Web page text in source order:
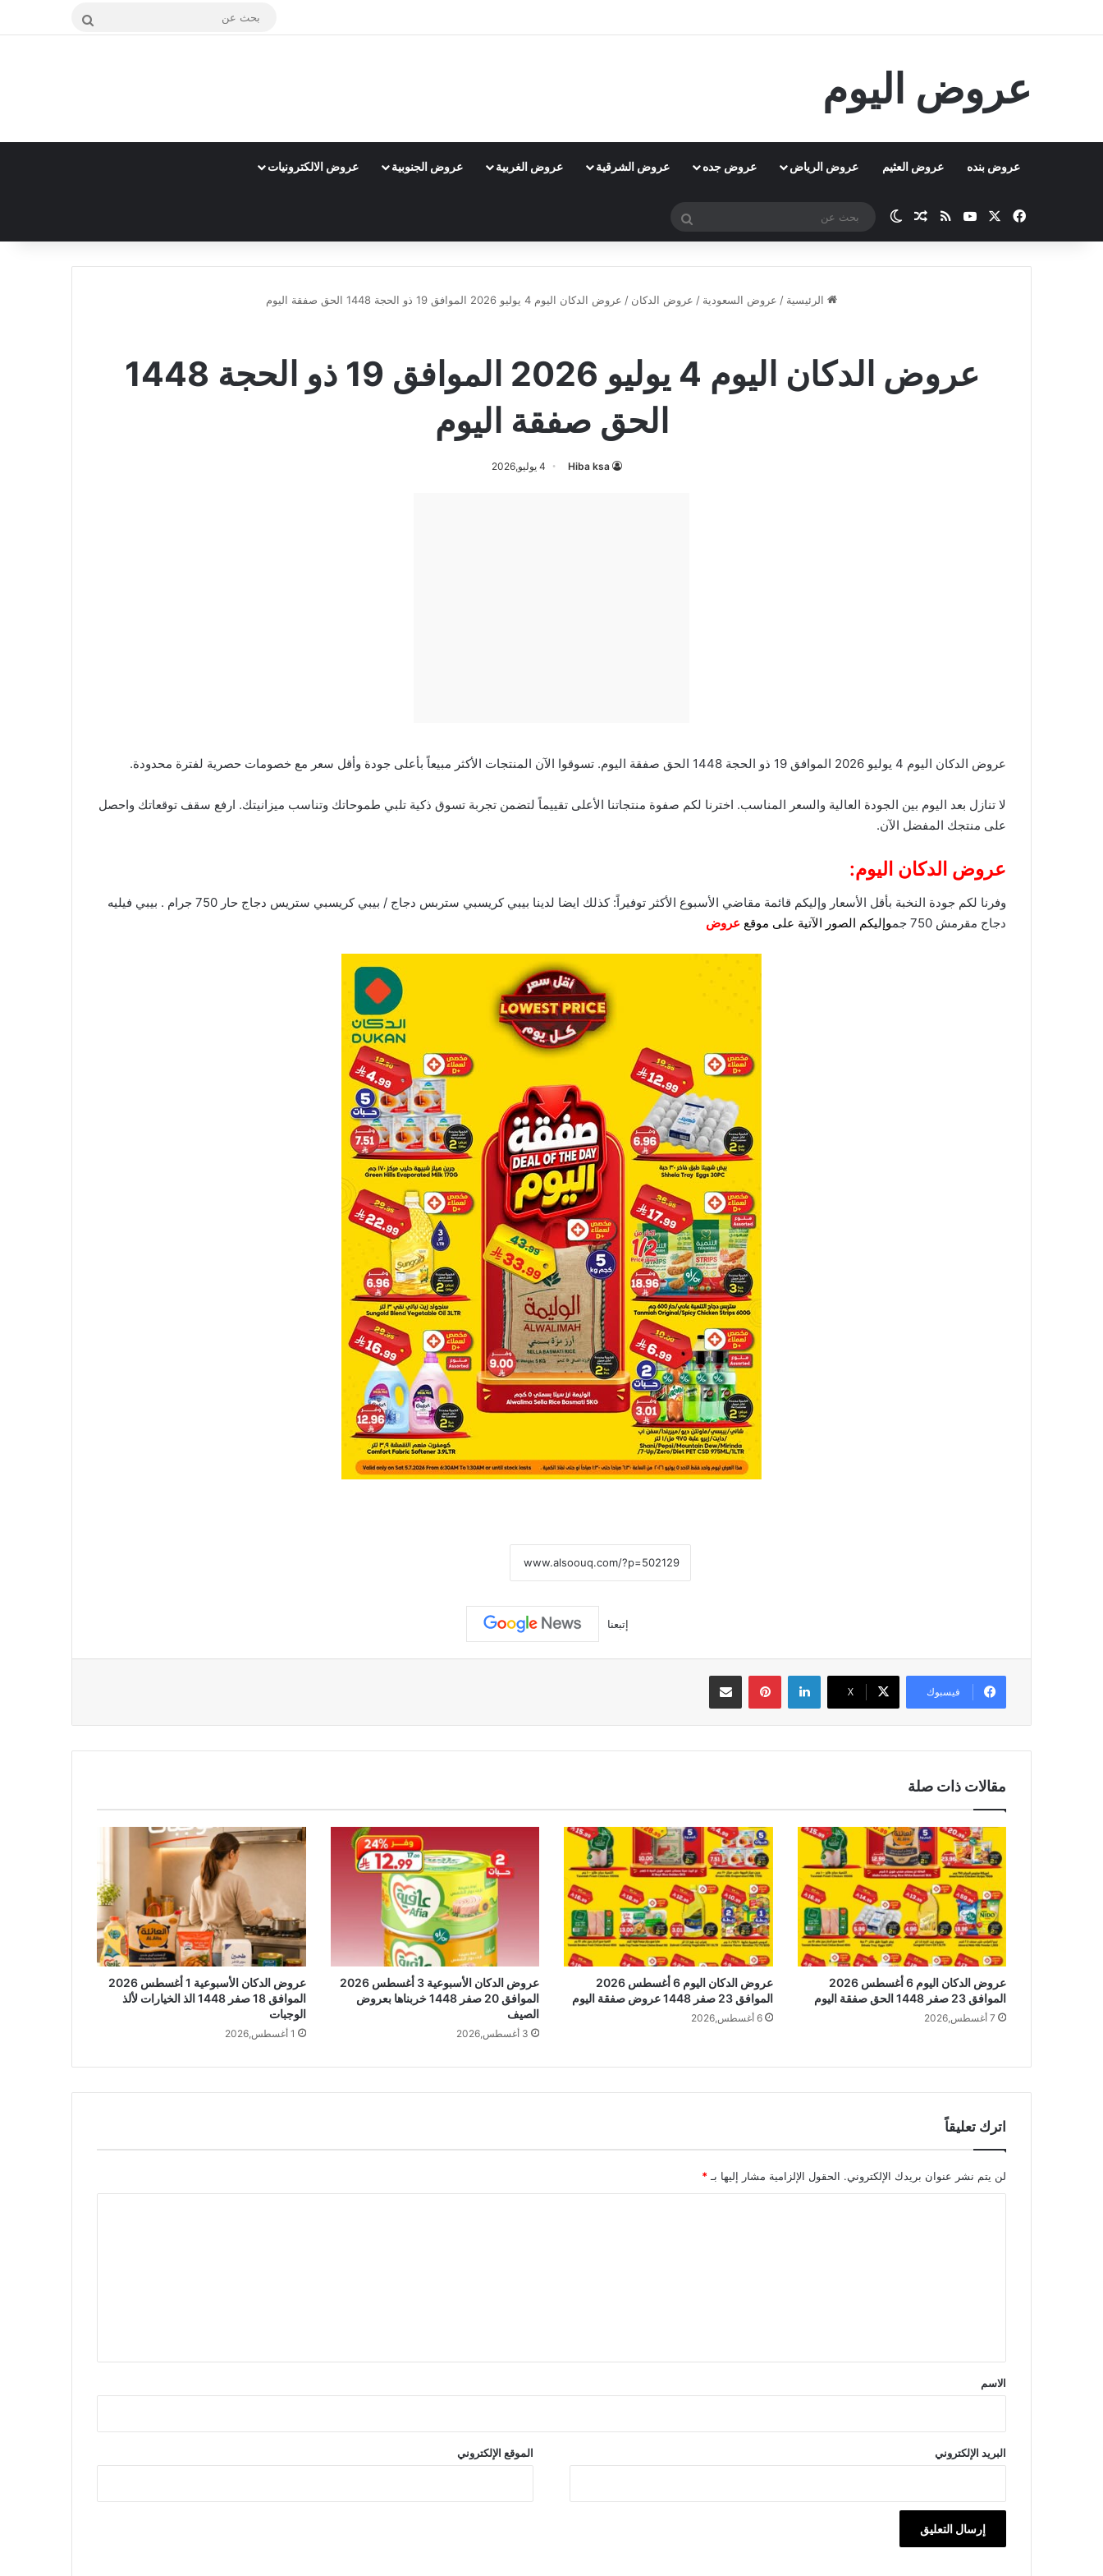
بحث
عروض اليوم
عروض بنده عروض العثيم عروض الرياض عروض جده عروض الشرقية عروض الغربية عروض الجنوبية عروض الالكترونيات
فيسبوك ‫YouTubeملخص الموقع RSS
مقال عشوائي
الوضع المظلم
بحث
الرئيسية / عروض السعودية / عروض الدكان / عروض الدكان اليوم 4 يوليو 2026 الموافق 19 ذو الحجة 1448 الحق صفقة اليوم
عروض الدكان اليوم 4 يوليو 2026 الموافق 19 ذو الحجة 1448
الحق صفقة اليوم
Hiba ksa 4 يوليو,2026
عروض الدكان اليوم 4 يوليو 2026 الموافق 19 ذو الحجة 1448 الحق صفقة اليوم. تسوقوا الآن المنتجات الأكثر مبيعاً بأعلى جودة وأقل سعر مع خصومات حصرية لفترة محدودة.
لا تنازل بعد اليوم بين الجودة العالية والسعر المناسب. اخترنا لكم صفوة منتجاتنا الأعلى تقييماً لتضمن تجربة تسوق ذكية تلبي طموحاتك وتناسب ميزانيتك. ارفع سقف توقعاتك واحصل
على منتجك المفضل الآن.
عروض الدكان اليوم:
وفرنا لكم جودة النخبة بأقل الأسعار وإليكم قائمة مقاضي الأسبوع الأكثر توفيراً: كذلك ايضا لدينا
بيبي كريسبي ستربس دجاج / بيبي كريسبي ستريس دجاج حار 750 جرام . بيبي فيليه
دجاج مقرمش 750 جم
وإليكم الصور الآتية على موقع عروض
إتبعنا
فيسبوك ‫X
لينكدإن بينتيريستمشاركة عبر البريد
مقالات ذات صلة
عروض الدكان اليوم 6 أغسطس 2026
الموافق 23 صفر 1448 الحق صفقة اليوم
7 أغسطس,2026
عروض الدكان اليوم 6 أغسطس 2026
الموافق 23 صفر 1448 عروض صفقة اليوم
6 أغسطس,2026
عروض الدكان الأسبوعية 3 أغسطس 2026
الموافق 20 صفر 1448 خربناها بعروض
الصيف
3 أغسطس,2026
عروض الدكان الأسبوعية 1 أغسطس 2026
الموافق 18 صفر 1448 الذ الخيارات لألذ
الوجبات
1 أغسطس,2026
اترك تعليقاً
لن يتم نشر عنوان بريدك الإلكتروني. الحقول الإلزامية مشار إليها بـ *
*
الاسم
البريد الإلكتروني الموقع الإلكتروني